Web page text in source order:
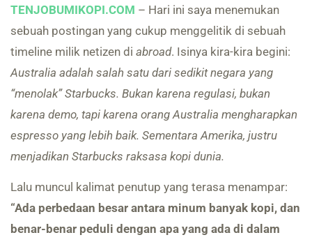
TENJOBUMIKOPI.COM – Hari ini saya menemukan
sebuah postingan yang cukup menggelitik di sebuah
timeline milik netizen di abroad. Isinya kira-kira begini:
Australia adalah salah satu dari sedikit negara yang
“menolak” Starbucks. Bukan karena regulasi, bukan
karena demo, tapi karena orang Australia mengharapkan
espresso yang lebih baik. Sementara Amerika, justru
menjadikan Starbucks raksasa kopi dunia.
Lalu muncul kalimat penutup yang terasa menampar:
“Ada perbedaan besar antara minum banyak kopi, dan
benar-benar peduli dengan apa yang ada di dalam